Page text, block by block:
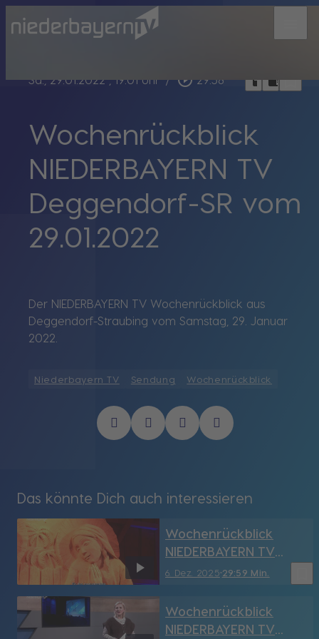
Sa., 29.01.2022, 19:01 Uhr / play_circle_outline 29:58 headphoneschrome_reader_modebookmark_border
Wochenrückblick
NIEDERBAYERN TV
Deggendorf-SR vom
29.01.2022
Der NIEDERBAYERN TV Wochenrückblick aus
Deggendorf-Straubing vom Samstag, 29. Januar
2022.
Niederbayern TV Sendung Wochenrückblick
Das könnte Dich auch interessieren
6. Dez. 2025 29:59 Min.
Wochenrückblick
NIEDERBAYERN TV
Deggendorf-SR vom
Wochenrückblick
NIEDERBAYERN TV